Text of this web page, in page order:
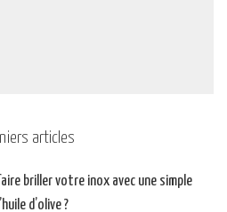
articles
briller votre inox avec une simple
d’olive ?